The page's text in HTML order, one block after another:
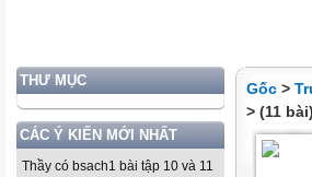
THƯ MỤC
CÁC Ý KIẾN MỚI NHẤT
Thầy có bsach1 bài tập 10 và 11
Gốc >
> (11 bài)